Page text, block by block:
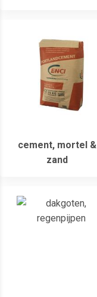
cement, mortel &
zand